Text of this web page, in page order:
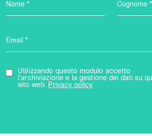
Nome * Cognome *
Email *
Utilizzando questo modulo accetto
l'archiviazione e la gestione dei dati su
sito web. Privacy policy